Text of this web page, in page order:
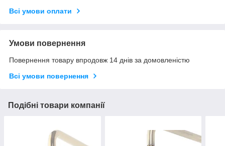
Всі умови оплати
Умови повернення
Повернення товару впродовж 14 днів за домовленістю
Всі умови повернення
Подібні товари компанії